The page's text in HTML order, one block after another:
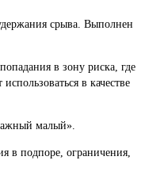
срыва. Выполнен
в зону риска, где
в качестве
малый».
в подпоре, ограничения,